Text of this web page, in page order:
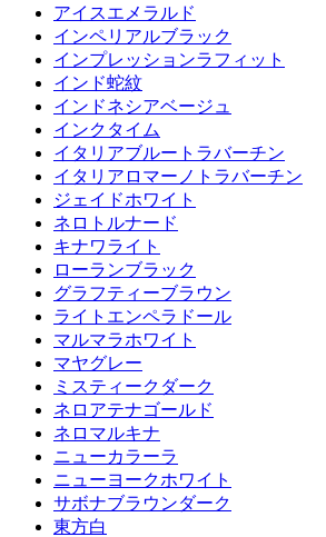
アイスエメラルド
インペリアルブラック
インプレッションラフィット
インド蛇紋
インドネシアベージュ
インクタイム
イタリアブルートラバーチン
イタリアロマーノトラバーチン
ジェイドホワイト
ネロトルナード
キナワライト
ローランブラック
グラフティーブラウン
ライトエンペラドール
マルマラホワイト
マヤグレー
ミスティークダーク
ネロアテナゴールド
ネロマルキナ
ニューカラーラ
ニューヨークホワイト
サボナブラウンダーク
東方白